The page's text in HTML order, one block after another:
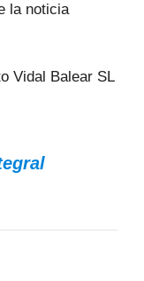
la noticia
Vidal Balear SL